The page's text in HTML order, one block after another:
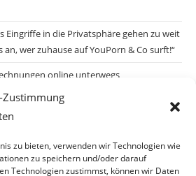
Zustimmung
zu bieten, verwenden wir Technologien wie
zu speichern und/oder darauf
Technologien zustimmst, können wir Daten
Eingriffe in die Privatsphäre gehen zu weit
wer zuhause auf YouPorn & Co surft!“
online unterwegs
Sicherheit: „Erst nach einem Anschlag wäre